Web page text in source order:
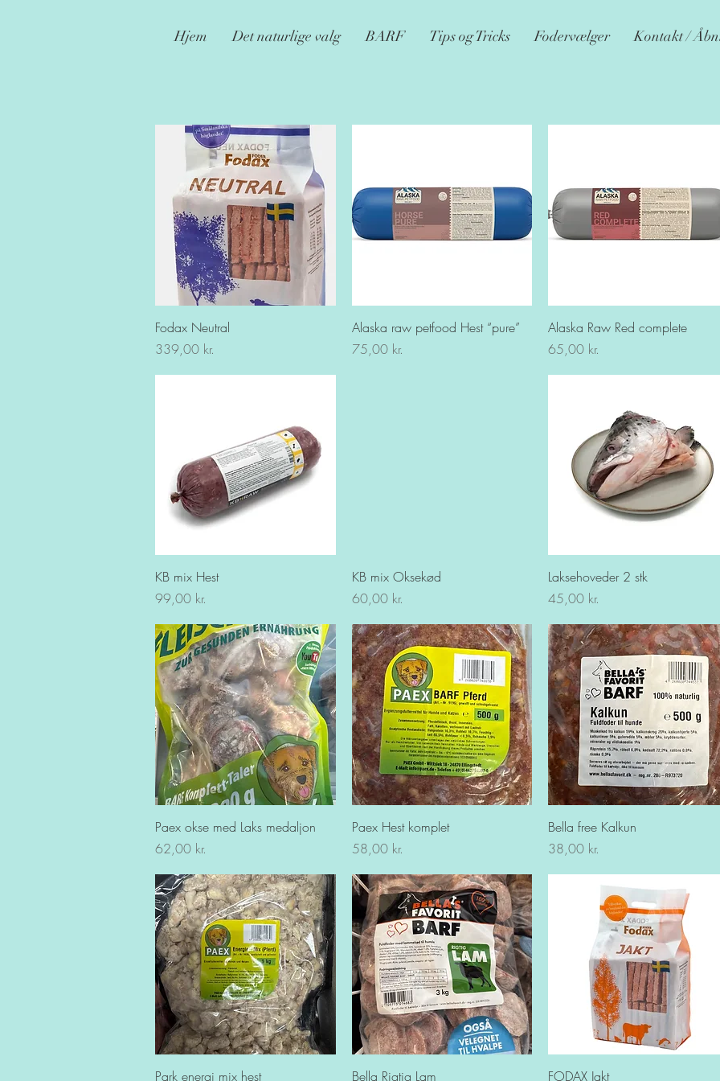
Hjem Det naturlige valg BARF Tips og Tricks Fodervælger Kontakt /
Hurtigvisning
Fodax Neutral
Pris
339,00 kr.
Hurtigvisning
Alaska raw petfood Hest “pure”
Pris
75,00 kr.
Hurtigvisning
Alaska Raw Red complete
Pris
65,00 kr.
Hurtigvisning
KB mix Hest
Pris
99,00 kr.
Hurtigvisning
KB mix Oksekød
Pris
60,00 kr.
Hurtigvisning
Laksehoveder 2 stk
Pris
45,00 kr.
Hurtigvisning
Paex okse med Laks medaljon
Pris
62,00 kr.
Hurtigvisning
Paex Hest komplet
Pris
58,00 kr.
Hurtigvisning
Bella free Kalkun
Pris
38,00 kr.
Hurtigvisning
Park energi mix hest Hurtigvisning
Bella Rigtig Lam Hurtigvisning
FODAX Jakt